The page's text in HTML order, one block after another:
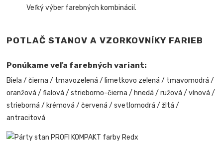
Veľký výber farebných kombinácií.
POTLAČ STANOV A VZORKOVNÍKY FARIEB
Ponúkame veľa farebných variant:
Biela / čierna / tmavozelená / limetkovo zelená / tmavomodrá /
oranžová / fialová / strieborno-čierna / hnedá / ružová / vínová /
strieborná / krémová / červená / svetlomodrá / žltá /
antracitová